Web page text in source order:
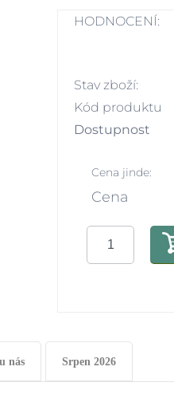
HODNOCENÍ:
Stav zboží:
Kód produktu
Dostupnost
Cena jinde:
Cena
nás Srpen 2026